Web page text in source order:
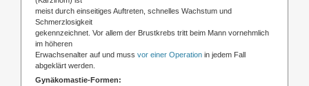
meist durch einseitiges Auftreten, schnelles Wachstum und
Schmerzlosigkeit
gekennzeichnet. Vor allem der Brustkrebs tritt beim Mann vornehmlich
im höheren
Erwachsenalter auf und muss vor einer Operation in jedem Fall
abgeklärt werden.
Gynäkomastie-Formen: